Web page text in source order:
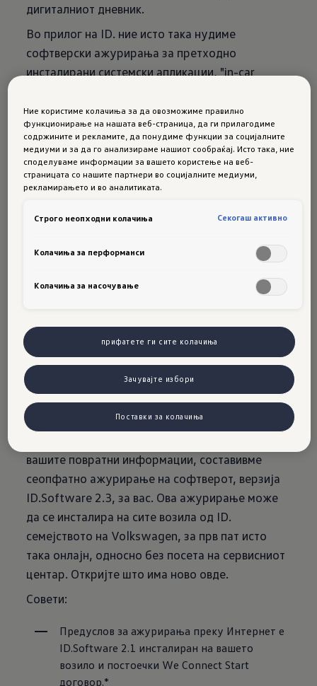
дигиталниот дневник.
Во прилог на ID. ние исто така нудиме
софтверски ажурирања за претходно
инсталирани системски апликации, "in-car
компатибилни со ID. преку интернет.
Ажурирањата на софтверот се поврзани и
можат да се инсталираат одделно. Во некои
случаи најнова софтверска верзија на ID. може
да биде побарана.
Барања за
ажурирање
преку
Интернет
вашите повратни информации, составивме
сеопфатно ажурирање на софтверот, верзија
ID.Software 2.3, за вас. Ова ажурирање може
да се инсталира на сите возила од ID.
семејството на Volkswagen, за прв пат исто
така онлајн, односно без посета на сервисниот
центар. Откријте што има ново овде.
Совети:
Предуслов за ажурирања преку Интернет е
ID.Software 2.1 инсталиран на вашето
возило и постоечки We Connect Start
договор.*
Ние користиме колачиња за да овозможиме правилно
функционирање на нашата веб-страница, да ги прилагодиме
содржините и рекламите, да понудиме функции за социјалните
медиуми и за да го анализираме нашиот сообраќај. Исто така, ние
споделуваме информации за вашето користење на веб-
страницата со нашите партнери во социјалните медиуми,
рекламирањето и во аналитиката.
Строго неопходни колачиња Секогаш активно
Колачиња за перформанси
Колачиња за насочување
прифатете ги сите колачиња
Зачувајте избори
Поставки за колачиња